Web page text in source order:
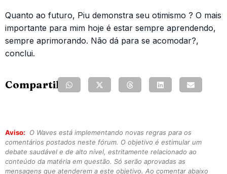
Quanto ao futuro, Piu demonstra seu otimismo ? O mais
importante para mim hoje é estar sempre aprendendo,
sempre aprimorando. Não dá para se acomodar?,
conclui.
Compartilhe:
Aviso:
O Waves está implementando novas regras para os
comentários postados neste fórum. O objetivo é estimular um
debate saudável e de alto nível, estritamente relacionado ao
conteúdo da matéria em questão. Só serão aprovadas as
mensagens que atenderem a este objetivo. Ao comentar abaixo